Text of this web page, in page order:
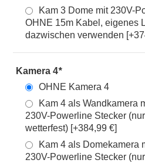
Kam 3 Dome mit 230V-
OHNE 15m Kabel, eigenes
dazwischen verwenden
Kamera 4*
OHNE Kamera 4
Kam 4 als Wandkamera
230V-Powerline Stecker
wetterfest) [+384,99 €]
Kam 4 als Domekamera
230V-Powerline Stecker